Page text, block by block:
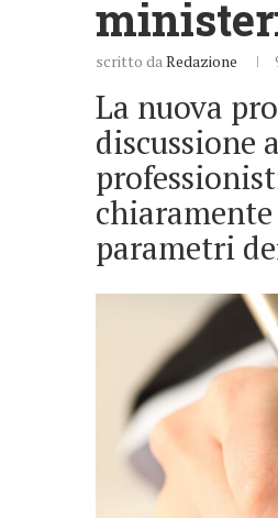
scritto daRedazione
La nuova
discussione
chiaramente
parametri